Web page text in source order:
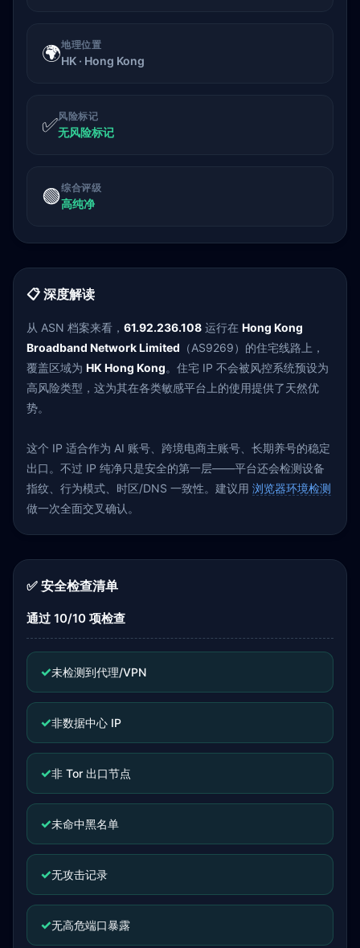
🌍地理位置
HK · Hong Kong
✅风险标记
无风险标记
🟢综合评级
高纯净
📋 深度解读
从 ASN 档案来看， 61.92.236.108 运行在 Hong Kong
Broadband Network Limited （AS9269）的住宅线路上，
覆盖区域为 HK Hong Kong。住宅 IP 不会被风控系统预设为
高风险类型，这为其在各类敏感平台上的使用提供了天然优
势。
这个 IP 适合作为 AI 账号、跨境电商主账号、长期养号的稳定
出口。不过 IP 纯净只是安全的第一层——平台还会检测设备
指纹、行为模式、时区/DNS 一致性。建议用 浏览器环境检测
做一次全面交叉确认。
✅ 安全检查清单
通过 10/10 项检查
✓未检测到代理/VPN
✓非数据中心 IP
✓非 Tor 出口节点
✓未命中黑名单
✓无攻击记录
✓无高危端口暴露